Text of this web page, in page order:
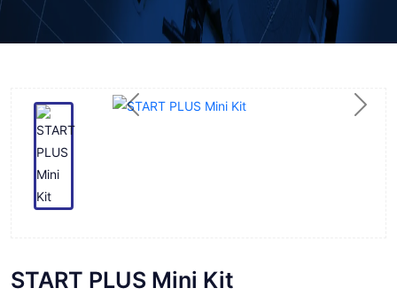
Previous Next
START PLUS Mini Kit